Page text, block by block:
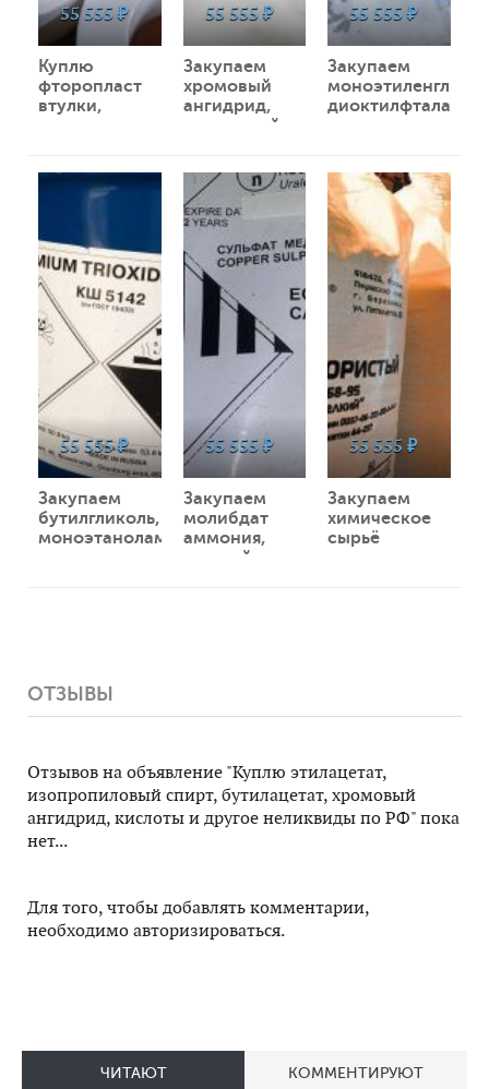
55 555 ₽
Куплю
фторопласт
втулки,
неликвиды,
лежалый по
55 555 ₽
Закупаем
хромовый
ангидрид,
натр едкий,
другое
неликвиды по
РФ
55 555 ₽
Закупаем
диоктилфталат,
неликвиды по
РФ
55 555 ₽
Закупаем
бутилгликоль,
моноэтаноламин,
55 555 ₽
Закупаем
молибдат
аммония,
медный
55 555 ₽
Закупаем
химическое
сырьё
ОТЗЫВЫ
Отзывов на объявление "Куплю этилацетат,
изопропиловый спирт, бутилацетат, хромовый
ангидрид, кислоты и другое неликвиды по РФ" пока
нет...
Для того, чтобы добавлять комментарии,
необходимо авторизироваться.
ЧИТАЮТ КОММЕНТИРУЮТ